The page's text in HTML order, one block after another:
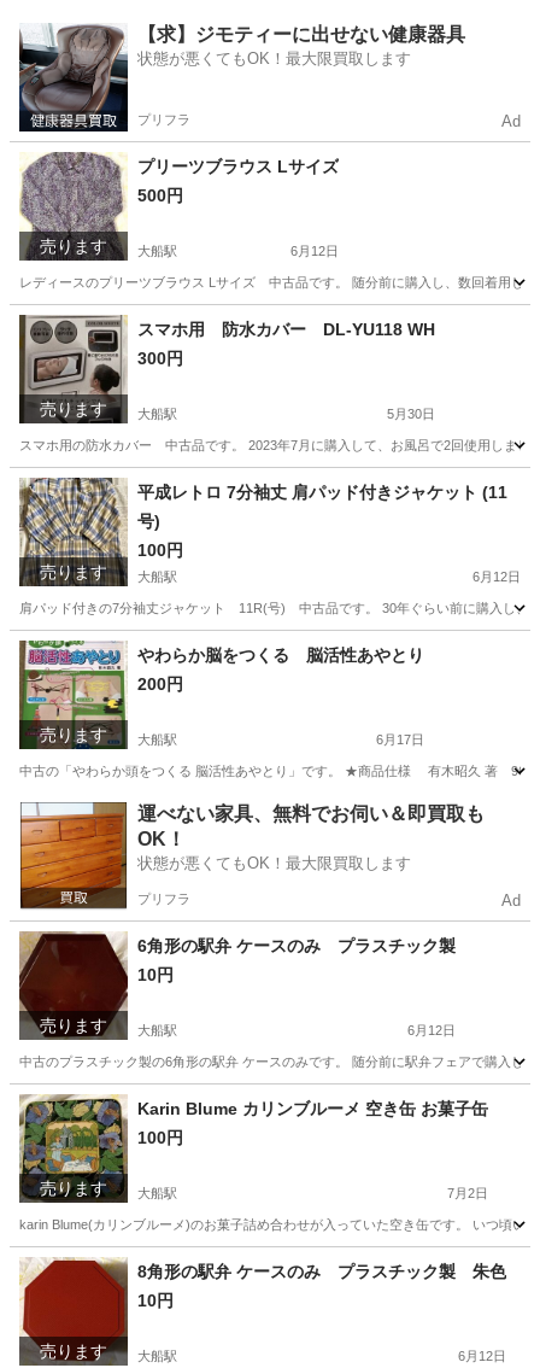
神奈川 鎌倉市 大船駅 ニット
【求】ジモティーに出せない健康器具
状態が悪くてもOK！最大限買取します
プリフラ Ad
売ります
プリーツブラウス Lサイズ
500円
大船駅 6月12日
レディースのプリーツブラウス Lサイズ 中古品です。 随分前に購入し、数回着用
神奈川 鎌倉市 大船駅 ブラウス
売ります
スマホ用 防水カバー DL-YU118 WH
300円
大船駅 5月30日
スマホ用の防水カバー 中古品です。 2023年7月に購入して、お風呂で2回使用しま
神奈川 鎌倉市 大船駅 携帯アクセサリー 切れ
売ります
平成レトロ 7分袖丈 肩パッド付きジャケット (11
号)
100円
大船駅 6月12日
肩パッド付きの7分袖丈ジャケット 11R(号) 中古品です。 30年ぐらい前に購入し
神奈川 鎌倉市 大船駅 ジャケット
売ります
やわらか脳をつくる 脳活性あやとり
200円
大船駅 6月17日
中古の「やわらか頭をつくる 脳活性あやとり」です。 ★商品仕様 有木昭久 著 96
神奈川 鎌倉市 大船駅 その他
運べない家具、無料でお伺い＆即買取も
OK！
状態が悪くてもOK！最大限買取します
プリフラ Ad
売ります
6角形の駅弁 ケースのみ プラスチック製
10円
大船駅 6月12日
中古のプラスチック製の6角形の駅弁 ケースのみです。 随分前に駅弁フェアで購入し
神奈川 鎌倉市 家庭用品 プラスチック
売ります
Karin Blume カリンブルーメ 空き缶 お菓子缶
100円
大船駅 7月2日
karin Blume(カリンブルーメ)のお菓子詰め合わせが入っていた空き缶です。 いつ頃い
神奈川 鎌倉市 大船駅 その他
売ります
8角形の駅弁 ケースのみ プラスチック製 朱色
10円
大船駅 6月12日